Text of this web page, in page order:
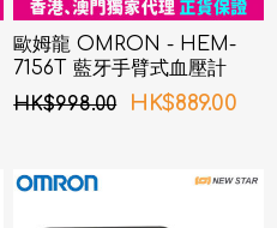
歐姆龍 OMRON - HEM-
7156T 藍牙手臂式血壓計
HK$998.00
HK$889.00